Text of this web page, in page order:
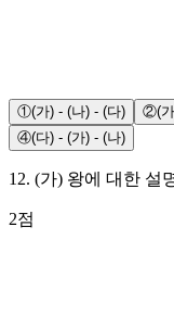
①(가) - (나) - (다) ②(
④(다) - (가) - (나)
12. (가) 왕에 대한 설
2점